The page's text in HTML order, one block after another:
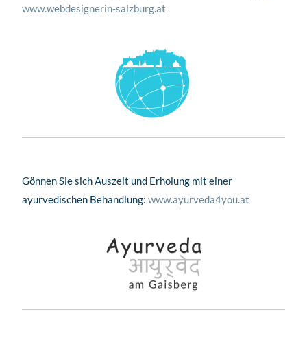
www.webdesignerin-salzburg.at
Gönnen Sie sich Auszeit und Erholung mit einer
ayurvedischen Behandlung:www.ayurveda4you.at